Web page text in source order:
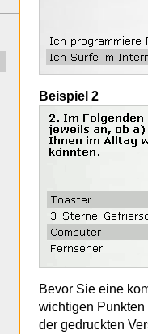
Beispiel 2
Bevor Sie eine
wichtigen
der gedruckten